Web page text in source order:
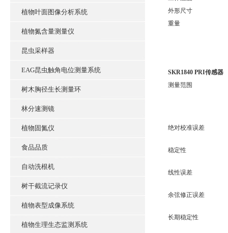
植物叶面图像分析系统
植物氮含量测量仪
昆虫采样器
EAG昆虫触角电位测量系统
树木胸径生长测量环
林分速测镜
植物固氮仪
食品品质
自动洗根机
树干截流记录仪
植物表型成像系统
植物生理生态监测系统
外形尺寸
重量
SKR1840 PRI传感器
测量范围
绝对校准误差
稳定性
线性误差
余弦修正误差
长期稳定性